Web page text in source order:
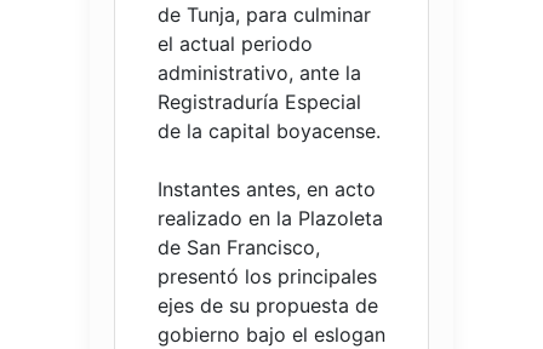
de Tunja, para culminar
el actual periodo
administrativo, ante la
Registraduría Especial
de la capital boyacense.
Instantes antes, en acto
realizado en la Plazoleta
de San Francisco,
presentó los principales
ejes de su propuesta de
gobierno bajo el eslogan